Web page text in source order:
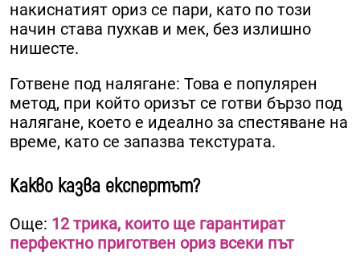
накиснатият ориз се пари, като по този
начин става пухкав и мек, без излишно
нишесте.
Готвене под налягане: Това е популярен
метод, при който оризът се готви бързо под
налягане, което е идеално за спестяване на
време, като се запазва текстурата.
Какво казва експертът?
Още: 12 трика, които ще гарантират
перфектно приготвен ориз всеки път